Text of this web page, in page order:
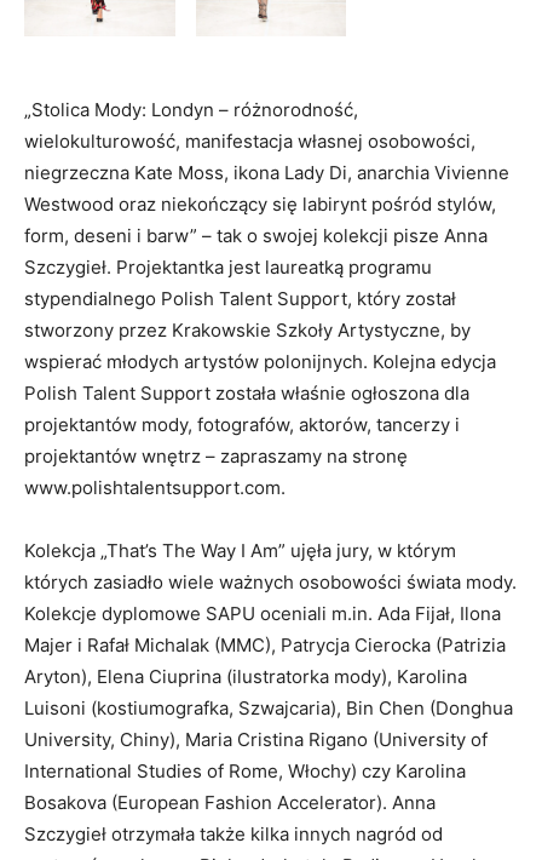
„Stolica Mody: Londyn – różnorodność,
wielokulturowość, manifestacja własnej osobowości,
niegrzeczna Kate Moss, ikona Lady Di, anarchia Vivienne
Westwood oraz niekończący się labirynt pośród stylów,
form, deseni i barw” – tak o swojej kolekcji pisze Anna
Szczygieł. Projektantka jest laureatką programu
stypendialnego Polish Talent Support, który został
stworzony przez Krakowskie Szkoły Artystyczne, by
wspierać młodych artystów polonijnych. Kolejna edycja
Polish Talent Support została właśnie ogłoszona dla
projektantów mody, fotografów, aktorów, tancerzy i
projektantów wnętrz – zapraszamy na stronę
www.polishtalentsupport.com.
Kolekcja „That’s The Way I Am” ujęła jury, w którym
których zasiadło wiele ważnych osobowości świata mody.
Kolekcje dyplomowe SAPU oceniali m.in. Ada Fijał, Ilona
Majer i Rafał Michalak (MMC), Patrycja Cierocka (Patrizia
Aryton), Elena Ciuprina (ilustratorka mody), Karolina
Luisoni (kostiumografka, Szwajcaria), Bin Chen (Donghua
University, Chiny), Maria Cristina Rigano (University of
International Studies of Rome, Włochy) czy Karolina
Bosakova (European Fashion Accelerator). Anna
Szczygieł otrzymała także kilka innych nagród od